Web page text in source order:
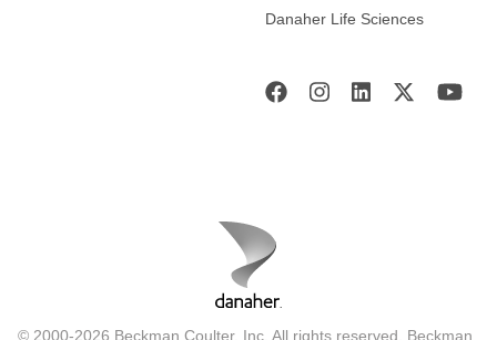
Danaher Life Sciences
© 2000-2026 Beckman Coulter, Inc. All rights reserved. Beckman